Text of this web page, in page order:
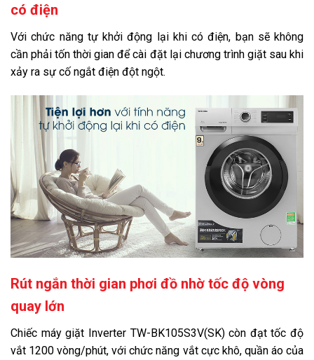
có điện
Với chức năng tự khởi động lại khi có điện, bạn sẽ không
cần phải tốn thời gian để cài đặt lại chương trình giặt sau khi
xảy ra sự cố ngắt điện đột ngột.
Rút ngắn thời gian phơi đồ nhờ tốc độ vòng
quay lớn
Chiếc máy giặt Inverter TW-BK105S3V(SK) còn đạt tốc độ
vắt 1200 vòng/phút, với chức năng vắt cực khô, quần áo của